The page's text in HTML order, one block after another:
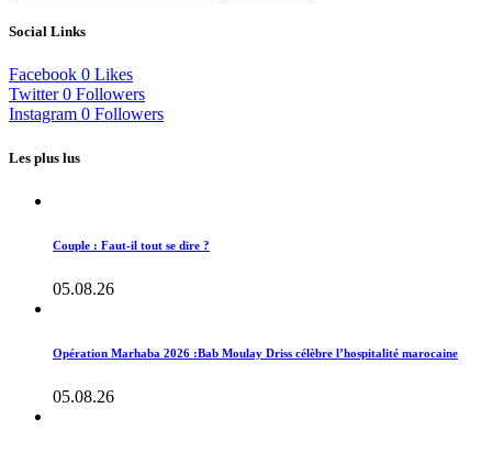
Social Links
Facebook 0 Likes
Twitter 0 Followers
Instagram 0 Followers
Les plus lus
Couple : Faut-il tout se dire ?
05.08.26
Opération Marhaba 2026 :Bab Moulay Driss célèbre l’hospitalité marocaine
05.08.26